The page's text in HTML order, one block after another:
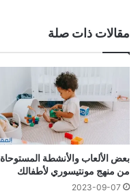
مقالات ذات صلة
بعض الألعاب والأنشطة المستوحاة
من منهج مونتيسوري لأطفالك
2023-09-07